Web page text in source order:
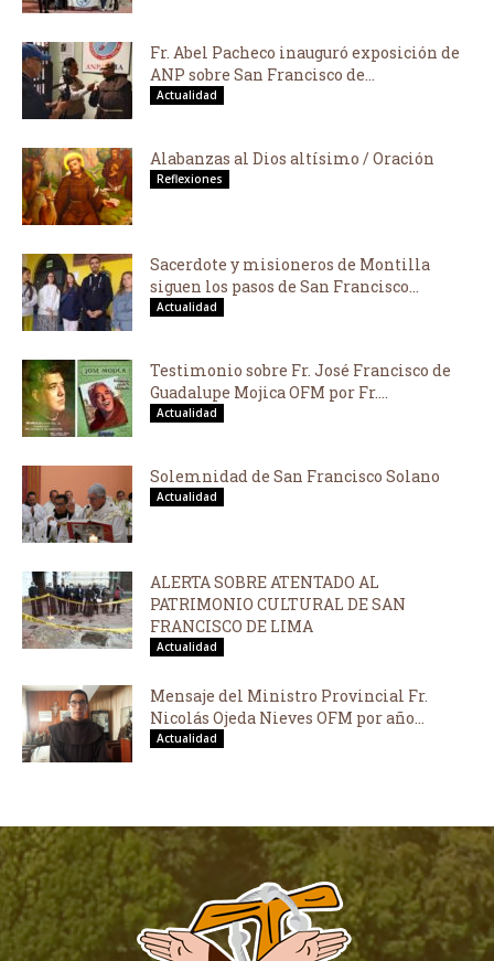
Fr. Abel Pacheco inauguró exposición de
ANP sobre San Francisco de...
Actualidad
Alabanzas al Dios altísimo / Oración
Reflexiones
Sacerdote y misioneros de Montilla
siguen los pasos de San Francisco...
Actualidad
Testimonio sobre Fr. José Francisco de
Guadalupe Mojica OFM por Fr....
Actualidad
Solemnidad de San Francisco Solano
Actualidad
ALERTA SOBRE ATENTADO AL
PATRIMONIO CULTURAL DE SAN
FRANCISCO DE LIMA
Actualidad
Mensaje del Ministro Provincial Fr.
Nicolás Ojeda Nieves OFM por año...
Actualidad